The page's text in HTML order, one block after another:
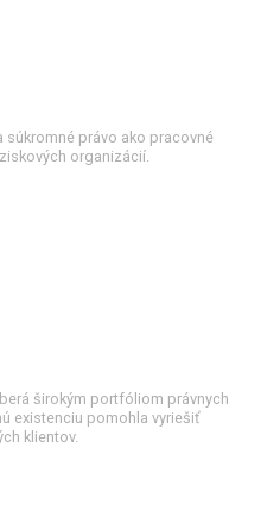
súkromné právo ako pracovné
organizácií.
širokým portfóliom právnych
existenciu pomohla vyriešiť
klientov.